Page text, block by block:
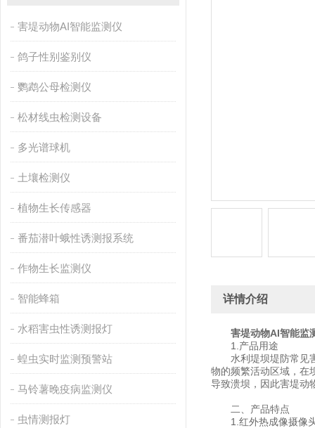
害堤动物AI智能监测仪
鸽子性别鉴别仪
鹦鹉公母检测仪
松材线虫检测设备
多光谱球机
土壤检测仪
植物生长传感器
番茄潜叶蛾性诱测报系统
作物生长监测仪
智能蜂箱
水稻害虫性诱测报灯
蝗虫实时监测预警站
马铃薯晚疫病监测仪
虫情测报灯
详情介绍
害堤动物AI智能监
1.产品用途
水利堤坝堤防常见害
物的频繁活动区域，在
导致溃坝，因此害堤动
二、产品特点
1.红外热成像摄像头